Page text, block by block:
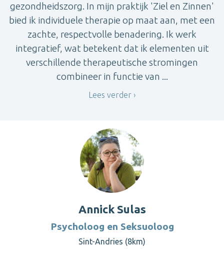
gezondheidszorg. In mijn praktijk 'Ziel en Zinnen'
bied ik individuele therapie op maat aan, met een
zachte, respectvolle benadering. Ik werk
integratief, wat betekent dat ik elementen uit
verschillende therapeutische stromingen
combineer in functie van ...
Lees verder
Annick Sulas
Psycholoog en Seksuoloog
Sint-Andries (8km)